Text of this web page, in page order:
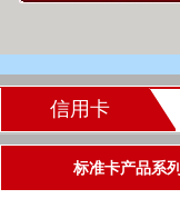
信用卡
标准卡产品系列